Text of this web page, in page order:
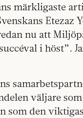
märkligaste
Etezaz
nu att
i höst”.
väljare
som den